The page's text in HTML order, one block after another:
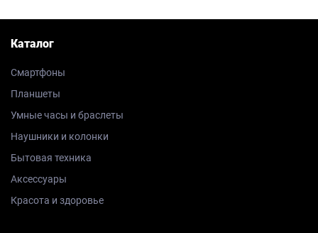
Каталог
Смартфоны
Планшеты
Умные часы и браслеты
Наушники и колонки
Бытовая техника
Аксессуары
Красота и здоровье